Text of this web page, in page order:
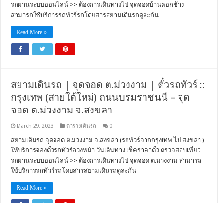
รถผ่านระบบออนไลน์ >> ต้องการเดินทางไป จุดจอดบ้านคอกช้าง
สามารถใช้บริการรถทัวร์รถโดยสารสยามเดินรถดูละกัน
Read More »
สยามเดินรถ | จุดจอด ต.ม่วงงาม | ตั๋วรถทัวร์ ::
กรุงเทพ (สายใต้ใหม่) ถนนบรมราชนนี – จุด
จอด ต.ม่วงงาม จ.สงขลา
March 29, 2023 ตารางเดินรถ 0
สยามเดินรถ จุดจอด ต.ม่วงงาม จ.สงขลา (รถทัวร์จากกรุงเทพ ไป สงขลา )
ให้บริการจองตั๋วรถทัวร์ล่วงหน้า วันเดินทาง เช็คราคาตั๋ว ตรวจสอบเที่ยว
รถผ่านระบบออนไลน์ >> ต้องการเดินทางไป จุดจอด ต.ม่วงงาม สามารถ
ใช้บริการรถทัวร์รถโดยสารสยามเดินรถดูละกัน
Read More »